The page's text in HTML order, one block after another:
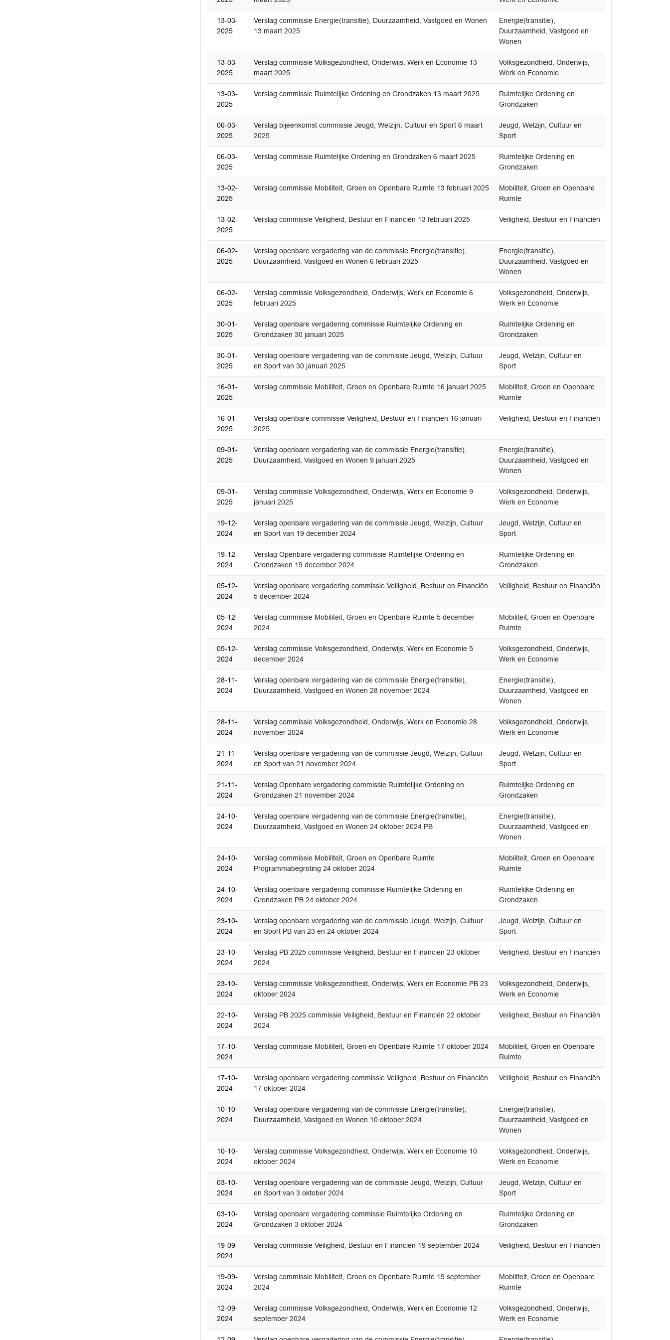
13-03-
2025
Verslag commissie Energie(transitie), Duurzaamheid, Vastgoed en Wonen
13 maart 2025
Energie(transitie),
Duurzaamheid, Vastgoed en
Wonen
13-03-
2025
Verslag commissie Volksgezondheid, Onderwijs, Werk en Economie 13
maart 2025
Volksgezondheid, Onderwijs,
Werk en Economie
13-03-
2025
Verslag commissie Ruimtelijke Ordening en Grondzaken 13 maart 2025
Ruimtelijke Ordening en
Grondzaken
06-03-
2025
Verslag bijeenkomst commissie Jeugd, Welzijn, Cultuur en Sport 6 maart
2025
Jeugd, Welzijn, Cultuur en
Sport
06-03-
2025
Verslag commissie Ruimtelijke Ordening en Grondzaken 6 maart 2025
Ruimtelijke Ordening en
Grondzaken
13-02-
2025
Verslag commissie Mobiliteit, Groen en Openbare Ruimte 13 februari 2025
Mobiliteit, Groen en Openbare
Ruimte
13-02-
2025
Verslag commissie Veiligheid, Bestuur en Financiën 13 februari 2025 Veiligheid, Bestuur en Financiën
06-02-
2025
Verslag openbare vergadering van de commissie Energie(transitie),
Duurzaamheid, Vastgoed en Wonen 6 februari 2025
Energie(transitie),
Duurzaamheid, Vastgoed en
Wonen
06-02-
2025
Verslag commissie Volksgezondheid, Onderwijs, Werk en Economie 6
februari 2025
Volksgezondheid, Onderwijs,
Werk en Economie
30-01-
2025
Verslag openbare vergadering commissie Ruimtelijke Ordening en
Grondzaken 30 januari 2025
Ruimtelijke Ordening en
Grondzaken
30-01-
2025
Verslag openbare vergadering van de commissie Jeugd, Welzijn, Cultuur
en Sport van 30 januari 2025
Jeugd, Welzijn, Cultuur en
Sport
16-01-
2025
Verslag commissie Mobiliteit, Groen en Openbare Ruimte 16 januari 2025
Mobiliteit, Groen en Openbare
Ruimte
16-01-
2025
Verslag openbare commissie Veiligheid, Bestuur en Financiën 16 januari
2025
Veiligheid, Bestuur en Financiën
09-01-
2025
Verslag openbare vergadering van de commissie Energie(transitie),
Duurzaamheid, Vastgoed en Wonen 9 januari 2025
Energie(transitie),
Duurzaamheid, Vastgoed en
Wonen
09-01-
2025
Verslag commissie Volksgezondheid, Onderwijs, Werk en Economie 9
januari 2025
Volksgezondheid, Onderwijs,
Werk en Economie
19-12-
2024
Verslag openbare vergadering van de commissie Jeugd, Welzijn, Cultuur
en Sport van 19 december 2024
Jeugd, Welzijn, Cultuur en
Sport
19-12-
2024
Verslag Openbare vergadering commissie Ruimtelijke Ordening en
Grondzaken 19 december 2024
Ruimtelijke Ordening en
Grondzaken
05-12-
2024
Verslag openbare vergadering commissie Veiligheid, Bestuur en Financiën
5 december 2024
Veiligheid, Bestuur en Financiën
05-12-
2024
Verslag commissie Mobiliteit, Groen en Openbare Ruimte 5 december
2024
Mobiliteit, Groen en Openbare
Ruimte
05-12-
2024
Verslag commissie Volksgezondheid, Onderwijs, Werk en Economie 5
december 2024
Volksgezondheid, Onderwijs,
Werk en Economie
28-11-
2024
Verslag openbare vergadering van de commissie Energie(transitie),
Duurzaamheid, Vastgoed en Wonen 28 november 2024
Energie(transitie),
Duurzaamheid, Vastgoed en
Wonen
28-11-
2024
Verslag commissie Volksgezondheid, Onderwijs, Werk en Economie 28
november 2024
Volksgezondheid, Onderwijs,
Werk en Economie
21-11-
2024
Verslag openbare vergadering van de commissie Jeugd, Welzijn, Cultuur
en Sport van 21 november 2024
Jeugd, Welzijn, Cultuur en
Sport
21-11-
2024
Verslag Openbare vergadering commissie Ruimtelijke Ordening en
Grondzaken 21 november 2024
Ruimtelijke Ordening en
Grondzaken
24-10-
2024
Verslag openbare vergadering van de commissie Energie(transitie),
Duurzaamheid, Vastgoed en Wonen 24 oktober 2024 PB
Energie(transitie),
Duurzaamheid, Vastgoed en
Wonen
24-10-
2024
Verslag commissie Mobiliteit, Groen en Openbare Ruimte
Programmabegroting 24 oktober 2024
Mobiliteit, Groen en Openbare
Ruimte
24-10-
2024
Verslag openbare vergadering commissie Ruimtelijke Ordening en
Grondzaken PB 24 oktober 2024
Ruimtelijke Ordening en
Grondzaken
23-10-
2024
Verslag openbare vergadering van de commissie Jeugd, Welzijn, Cultuur
en Sport PB van 23 en 24 oktober 2024
Jeugd, Welzijn, Cultuur en
Sport
23-10-
2024
Verslag PB 2025 commissie Veiligheid, Bestuur en Financiën 23 oktober
2024
Veiligheid, Bestuur en Financiën
23-10-
2024
Verslag commissie Volksgezondheid, Onderwijs, Werk en Economie PB 23
oktober 2024
Volksgezondheid, Onderwijs,
Werk en Economie
22-10-
2024
Verslag PB 2025 commissie Veiligheid, Bestuur en Financiën 22 oktober
2024
Veiligheid, Bestuur en Financiën
17-10-
2024
Verslag commissie Mobiliteit, Groen en Openbare Ruimte 17 oktober 2024
Mobiliteit, Groen en Openbare
Ruimte
17-10-
2024
Verslag openbare vergadering commissie Veiligheid, Bestuur en Financiën
17 oktober 2024
Veiligheid, Bestuur en Financiën
10-10-
2024
Verslag openbare vergadering van de commissie Energie(transitie),
Duurzaamheid, Vastgoed en Wonen 10 oktober 2024
Energie(transitie),
Duurzaamheid, Vastgoed en
Wonen
10-10-
2024
Verslag commissie Volksgezondheid, Onderwijs, Werk en Economie 10
oktober 2024
Volksgezondheid, Onderwijs,
Werk en Economie
03-10-
2024
Verslag openbare vergadering van de commissie Jeugd, Welzijn, Cultuur
en Sport van 3 oktober 2024
Jeugd, Welzijn, Cultuur en
Sport
03-10-
2024
Verslag openbare vergadering commissie Ruimtelijke Ordening en
Grondzaken 3 oktober 2024
Ruimtelijke Ordening en
Grondzaken
19-09-
2024
Verslag commissie Veiligheid, Bestuur en Financiën 19 september 2024 Veiligheid, Bestuur en Financiën
19-09-
2024
Verslag commissie Mobiliteit, Groen en Openbare Ruimte 19 september
2024
Mobiliteit, Groen en Openbare
Ruimte
12-09-
2024
Verslag commissie Volksgezondheid, Onderwijs, Werk en Economie 12
september 2024
Volksgezondheid, Onderwijs,
Werk en Economie